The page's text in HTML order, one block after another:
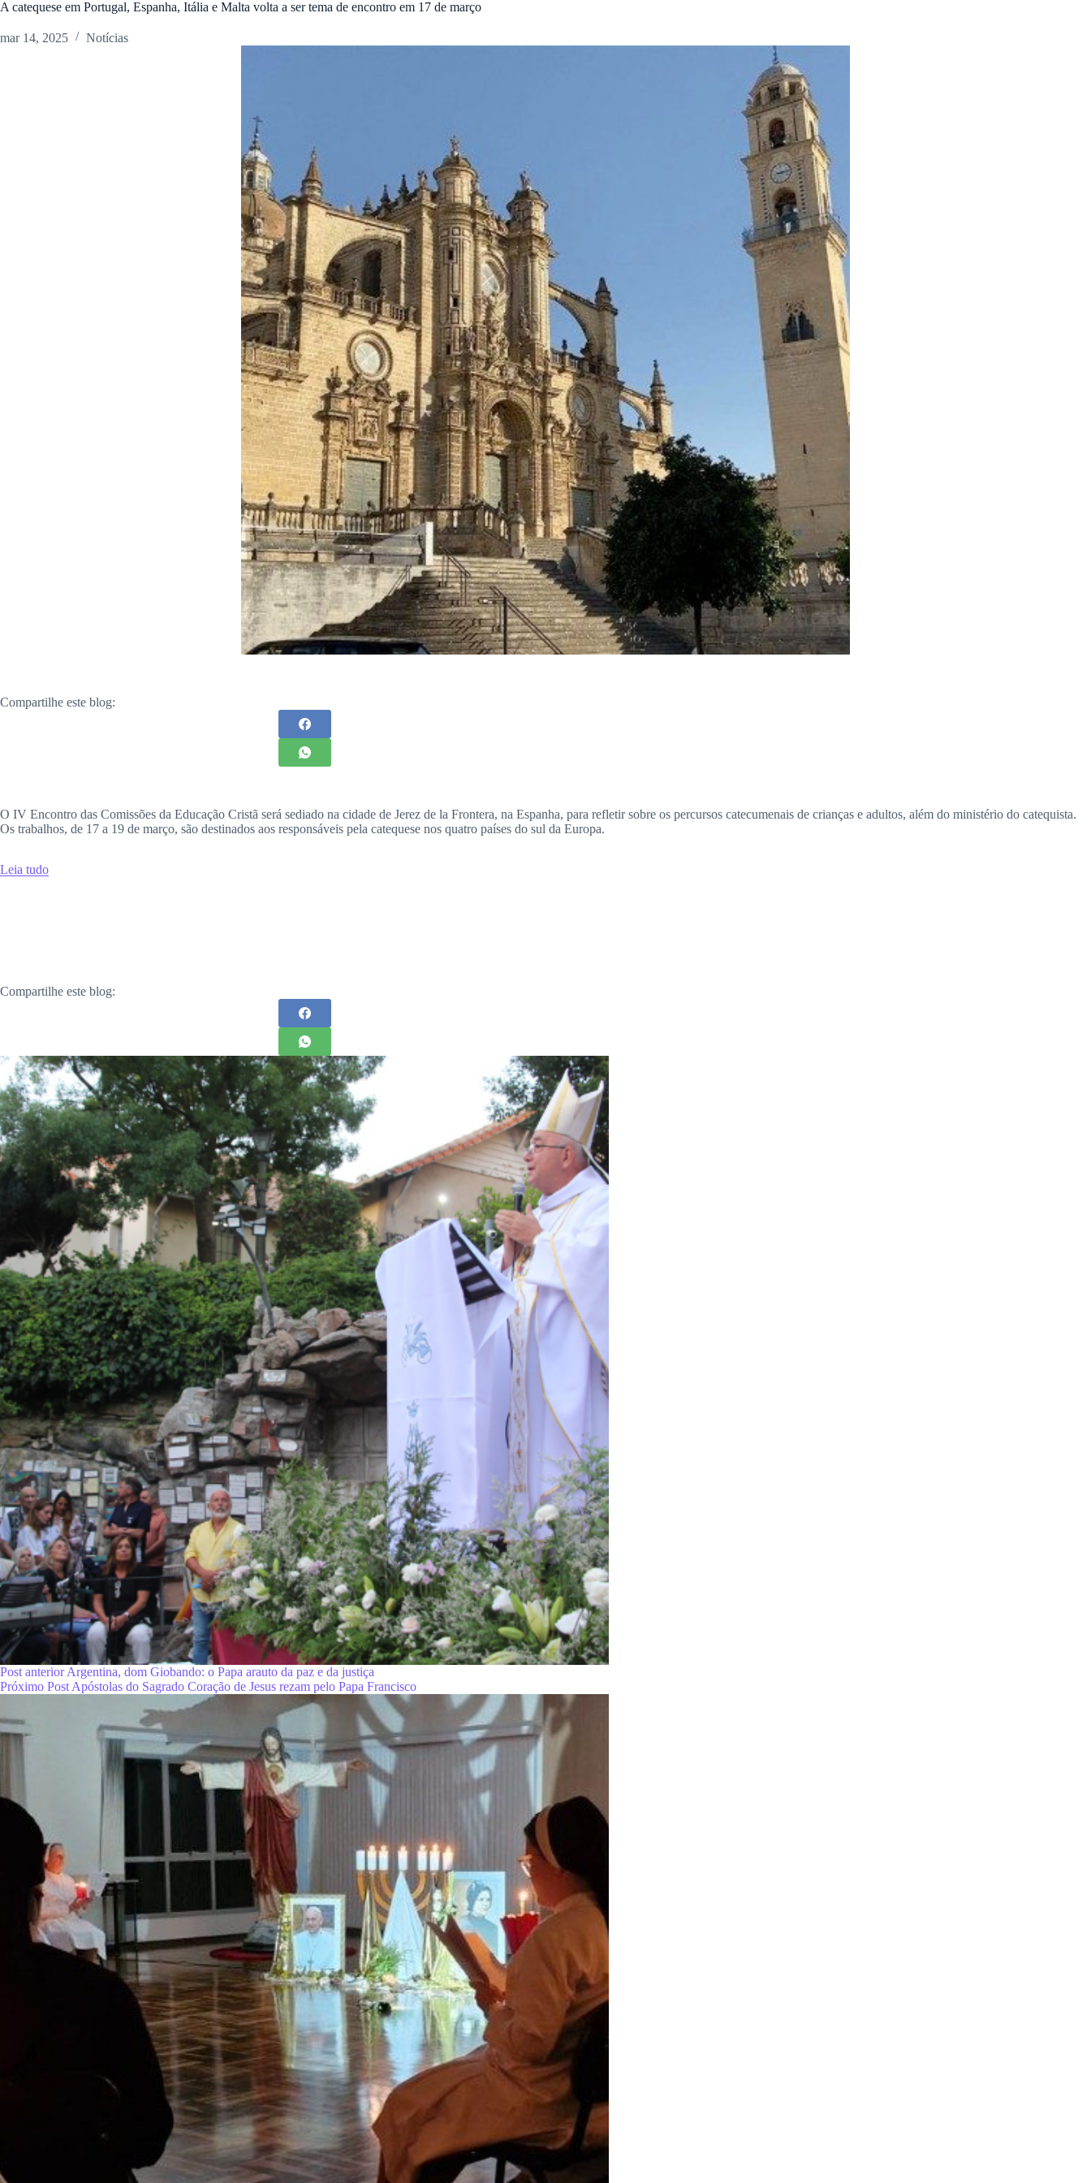
A catequese em Portugal, Espanha, Itália e Malta volta a ser tema de encontro em 17 de março
mar 14, 2025 Notícias
Compartilhe este blog:
O IV Encontro das Comissões da Educação Cristã será sediado na cidade de Jerez de la Frontera, na Espanha, para refletir sobre os percursos catecumenais de crianças e adultos, além do ministério do catequista.
Os trabalhos, de 17 a 19 de março, são destinados aos responsáveis pela catequese nos quatro países do sul da Europa.
Leia tudo
Compartilhe este blog:
Post anteriorArgentina, dom Giobando: o Papa arauto da paz e da justiça
Próximo Post Apóstolas do Sagrado Coração de Jesus rezam pelo Papa Francisco